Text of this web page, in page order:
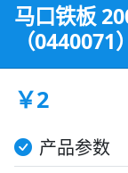
马口铁板
（0440071
￥2
产品参数